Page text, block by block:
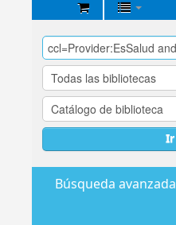
Biblioteca
Central
EsSalud
Ir
Búsqueda avanzada